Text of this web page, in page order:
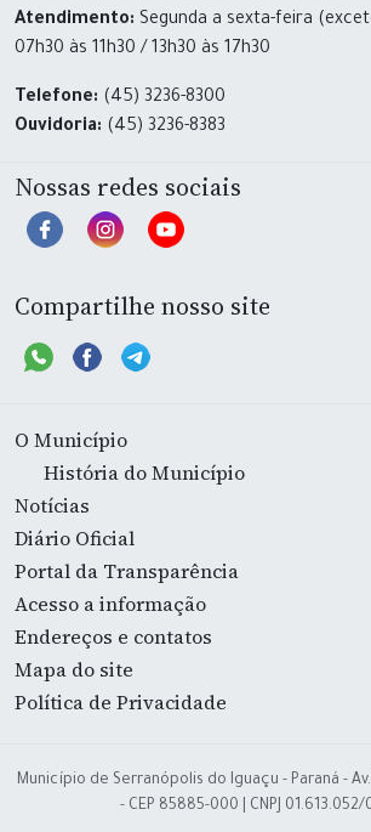
Atendimento: Segunda a sexta-feira
07h30 às 11h30 / 13h30 às 17h30
Telefone: (45) 3236-8300
Ouvidoria: (45) 3236-8383
Nossas redes sociais
Compartilhe nosso site
O Município
História do Município
Notícias
Diário Oficial
Portal da Transparência
Acesso a informação
Endereços e contatos
Mapa do site
Política de Privacidade
Município de Serranópolis do Iguaçu - Paraná -
- CEP 85885-000 | CNPJ